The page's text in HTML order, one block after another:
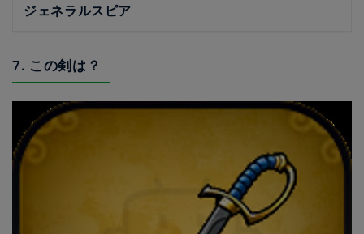
ジェネラルスピア
7. この剣は？